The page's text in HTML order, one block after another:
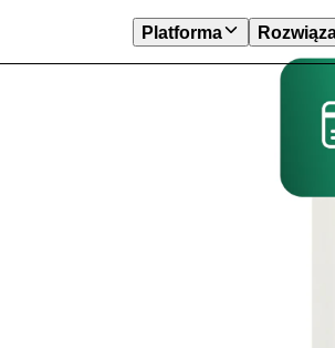
Platforma